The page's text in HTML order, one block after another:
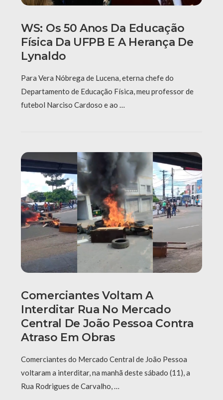
WS: Os 50 Anos Da Educação
Física Da UFPB E A Herança De
Lynaldo
Para Vera Nóbrega de Lucena, eterna chefe do
Departamento de Educação Física, meu professor de
futebol Narciso Cardoso e ao …
Comerciantes Voltam A
Interditar Rua No Mercado
Central De João Pessoa Contra
Atraso Em Obras
Comerciantes do Mercado Central de João Pessoa
voltaram a interditar, na manhã deste sábado (11), a
Rua Rodrigues de Carvalho, …